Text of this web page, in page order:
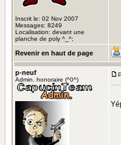
Inscrit le: 02 Nov 2007
Messages: 8249
Localisation: devant une
planche de poly ^_^;
Revenir en haut de page
p-neuf
Admin. honoraire (^0^)